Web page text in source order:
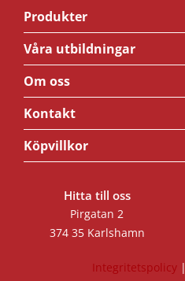
Integritetspolicy|
Produkter
Våra utbildningar
Om oss
Kontakt
Köpvillkor
Hitta till oss
Pirgatan 2
374 35 Karlshamn